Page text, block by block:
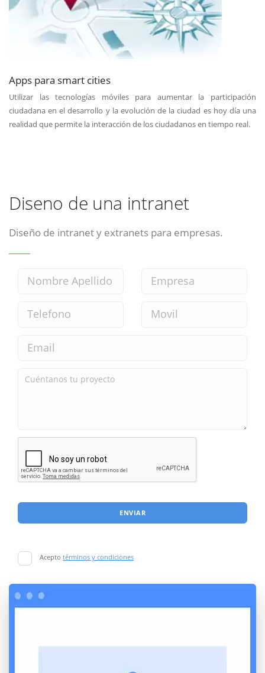
Apps para smart cities
Utilizar las tecnologías móviles para aumentar la participación
ciudadana en el desarrollo y la evolución de la ciudad es hoy día una
realidad que permite la interacción de los ciudadanos en tiempo real.
Diseno de una intranet
Diseño de intranet y extranets para empresas.
ENVIAR
Acepto términos y condiciones